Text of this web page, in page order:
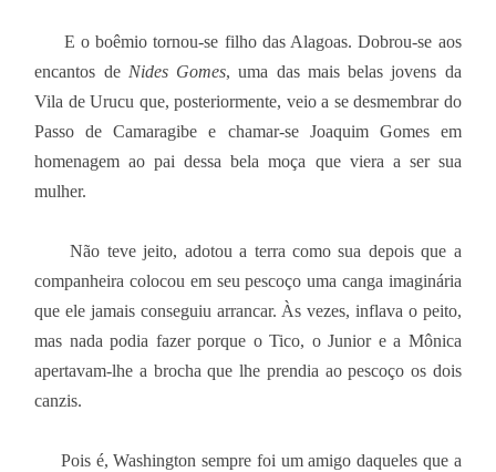
E o boêmio tornou-se filho das Alagoas. Dobrou-se aos
encantos de Nides Gomes, uma das mais belas jovens da
Vila de Urucu que, posteriormente, veio a se desmembrar do
Passo de Camaragibe e chamar-se Joaquim Gomes em
homenagem ao pai dessa bela moça que viera a ser sua
mulher.
Não teve jeito, adotou a terra como sua depois que a
companheira colocou em seu pescoço uma canga imaginária
que ele jamais conseguiu arrancar. Às vezes, inflava o peito,
mas nada podia fazer porque o Tico, o Junior e a Mônica
apertavam-lhe a brocha que lhe prendia ao pescoço os dois
canzis.
Pois é, Washington sempre foi um amigo daqueles que a